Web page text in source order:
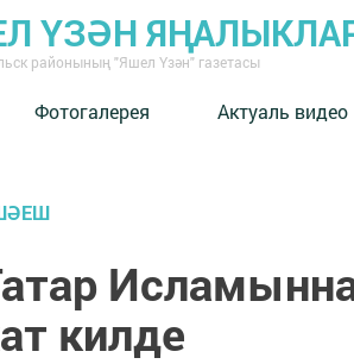
ҮЗӘН
районының "Яшел Үзән" газетасы
Фотогалерея Актуаль видео
килде